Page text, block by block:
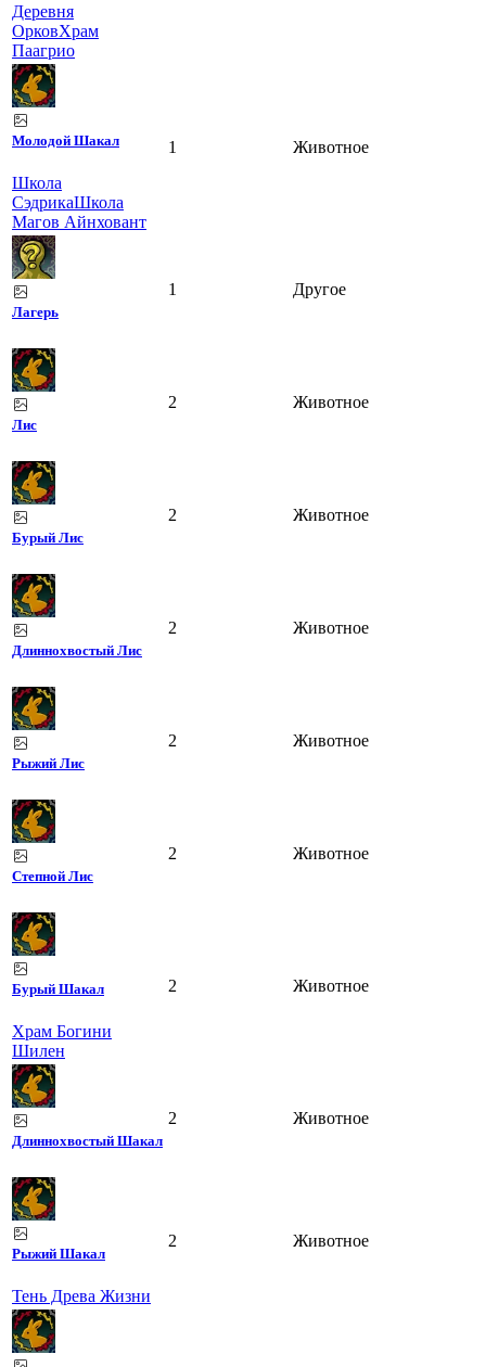
Деревня
ОрковХрам
Паагрио
Молодой Шакал
Школа
СэдрикаШкола
Магов Айнховант
1 Животное
Лагерь
1 Другое
Лис
2 Животное
Бурый Лис
2 Животное
Длиннохвостый Лис
2 Животное
Рыжий Лис
2 Животное
Степной Лис
2 Животное
Бурый Шакал
Храм Богини
Шилен
2 Животное
Длиннохвостый Шакал
2 Животное
Рыжий Шакал
Тень Древа Жизни
2 Животное